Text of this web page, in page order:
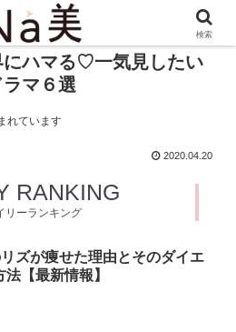
にハマる♡一気見したい
マ６選
れています
2020.04.20
RANKING
リーランキング
リズが痩せた理由とそのダイエ
法【最新情報】
検索